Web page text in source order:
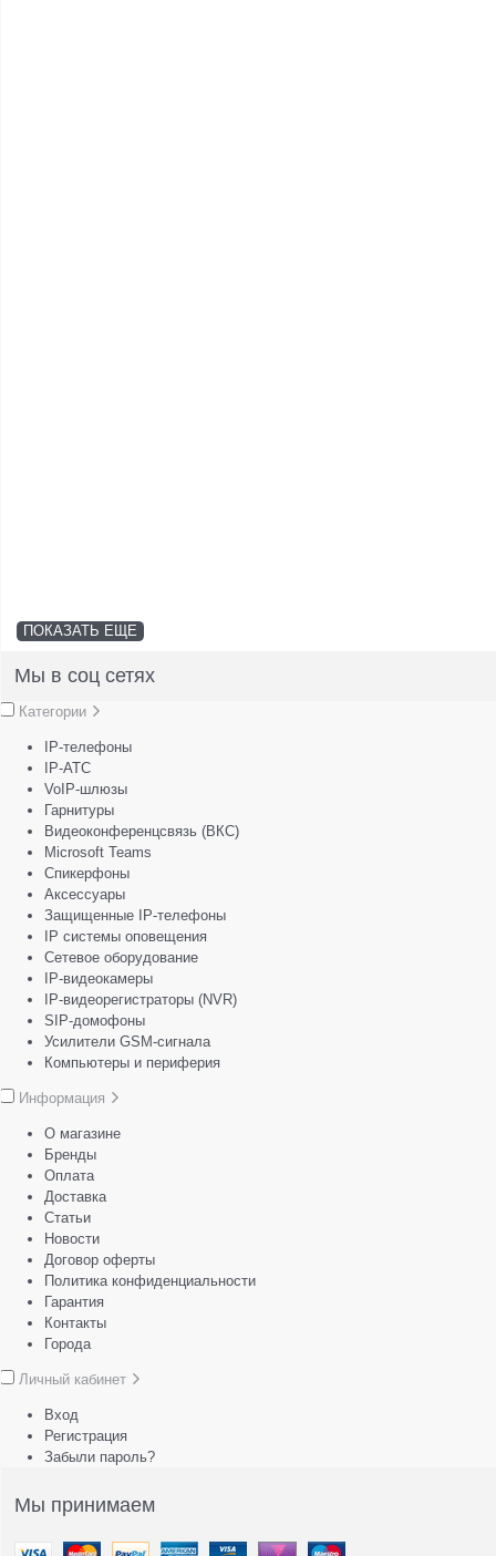
ПОКАЗАТЬ ЕЩЕ
Мы в соц сетях
Категории
IP-телефоны
IP-АТС
VoIP-шлюзы
Гарнитуры
Видеоконференцсвязь (ВКС)
Microsoft Teams
Спикерфоны
Аксессуары
Защищенные IP-телефоны
IP системы оповещения
Сетевое оборудование
IP-видеокамеры
IP-видеорегистраторы (NVR)
SIP-домофоны
Усилители GSM-сигнала
Компьютеры и периферия
Информация
О магазине
Бренды
Оплата
Доставка
Статьи
Новости
Договор оферты
Политика конфиденциальности
Гарантия
Контакты
Города
Личный кабинет
Вход
Регистрация
Забыли пароль?
Мы принимаем